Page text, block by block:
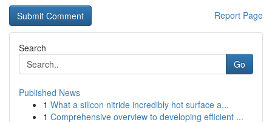
Report Page
Search
Go
Published News
1 What a silicon nitride incredibly hot surface a...
1 Comprehensive overview to developing efficient ...